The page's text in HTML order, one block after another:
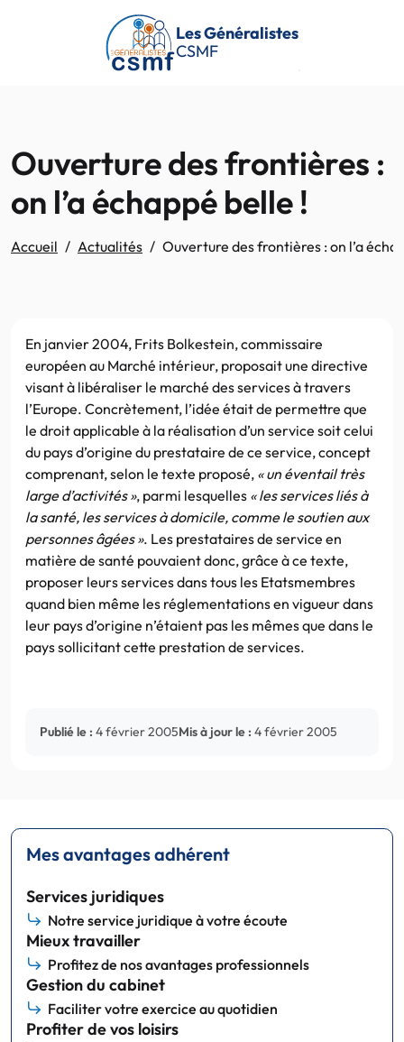
Passer au contenu principal
Les Généralistes
CSMF
Ouverture des frontières :
on l’a échappé belle !
Accueil Actualités Ouverture des frontières : on l’a
En janvier 2004, Frits Bolkestein, commissaire
européen au Marché intérieur, proposait une directive
visant à libéraliser le marché des services à travers
l’Europe. Concrètement, l’idée était de permettre que
le droit applicable à la réalisation d’un service soit celui
du pays d’origine du prestataire de ce service, concept
comprenant, selon le texte proposé, « un éventail très
large d’activités », parmi lesquelles « les services liés à
la santé, les services à domicile, comme le soutien aux
personnes âgées ». Les prestataires de service en
matière de santé pouvaient donc, grâce à ce texte,
proposer leurs services dans tous les Etatsmembres
quand bien même les réglementations en vigueur dans
leur pays d’origine n’étaient pas les mêmes que dans le
pays sollicitant cette prestation de services.
Publié le : 4 février 2005Mis à jour le : 4 février 2005
Mes avantages adhérent
Services juridiques
Notre service juridique à votre écoute
Mieux travailler
Profitez de nos avantages professionnels
Gestion du cabinet
Faciliter votre exercice au quotidien
Profiter de vos loisirs